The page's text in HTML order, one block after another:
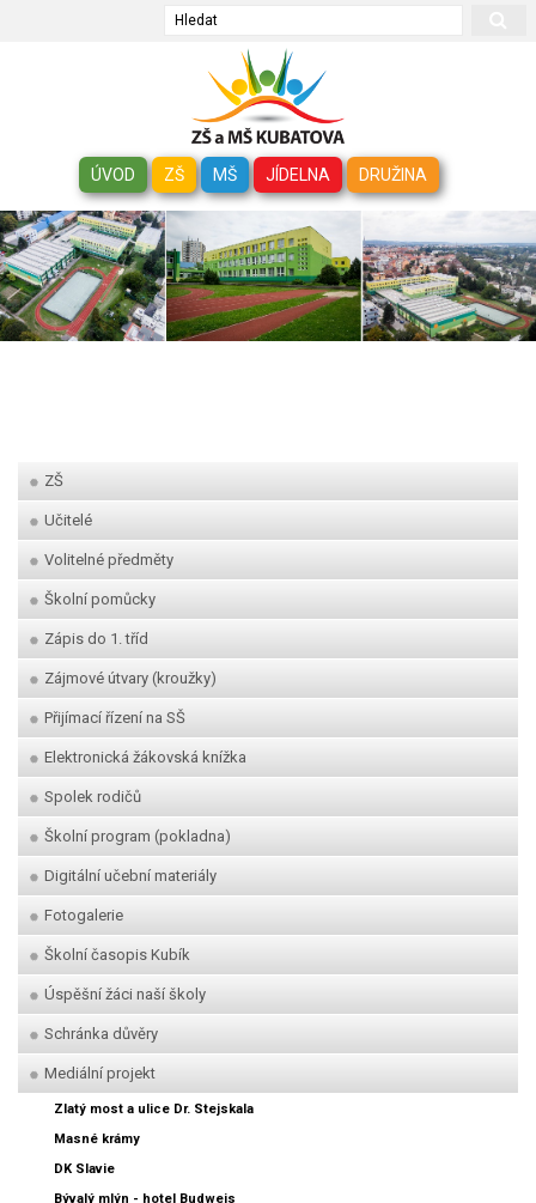
Hledat
ÚVOD ZŠ MŠ JÍDELNA DRUŽINA
ZŠ
Učitelé
Volitelné předměty
Školní pomůcky
Zápis do 1. tříd
Zájmové útvary (kroužky)
Přijímací řízení na SŠ
Elektronická žákovská knížka
Spolek rodičů
Školní program (pokladna)
Digitální učební materiály
Fotogalerie
Školní časopis Kubík
Úspěšní žáci naší školy
Schránka důvěry
Mediální projekt
Zlatý most a ulice Dr. Stejskala
Masné krámy
DK Slavie
Bývalý mlýn - hotel Budweis